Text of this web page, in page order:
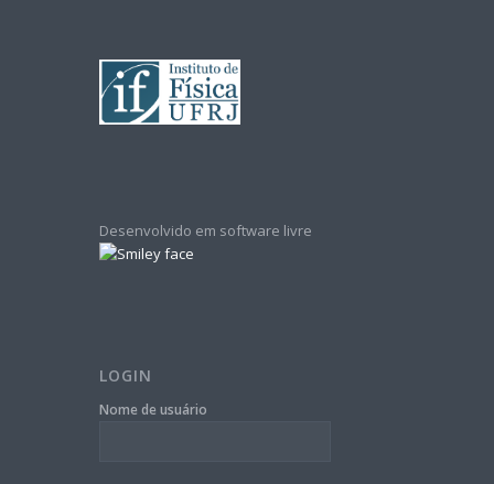
Desenvolvido em software livre
LOGIN
Nome de usuário